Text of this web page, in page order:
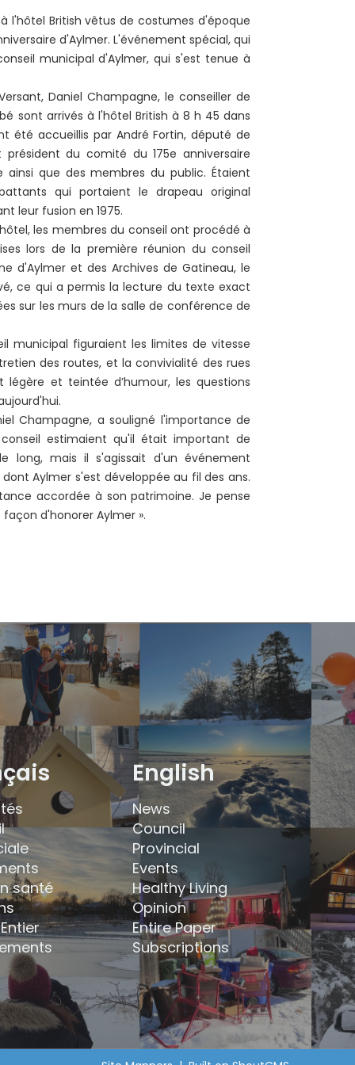
l'hôtel British vêtus de costumes d'époque
d'Aylmer. L'événement spécial, qui
municipal d'Aylmer, qui s'est tenue à
Daniel Champagne, le conseiller de
sont arrivés à l'hôtel British à 8 h 45 dans
été accueillis par André Fortin, député de
du comité du 175e anniversaire
ainsi que des membres du public. Étaient
qui portaient le drapeau original
leur fusion en 1975.
les membres du conseil ont procédé à
lors de la première réunion du conseil
d'Aylmer et des Archives de Gatineau, le
ce qui a permis la lecture du texte exact
sur les murs de la salle de conférence de
municipal figuraient les limites de vitesse
des routes, et la convivialité des rues
et teintée d’humour, les questions
Champagne, a souligné l'importance de
estimaient qu'il était important de
long, mais il s'agissait d'un événement
Aylmer s'est développée au fil des ans.
accordée à son patrimoine. Je pense
d'honorer Aylmer ».
santé
English
News
Council
Provincial
Events
Healthy Living
Opinion
Entire Paper
Subscriptions